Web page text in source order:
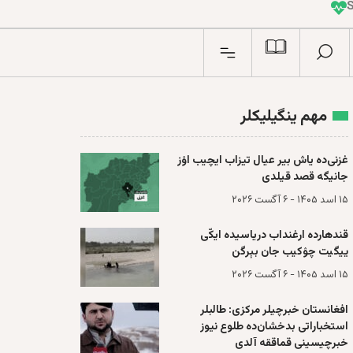
n
I
مهم ینگیلیکلر
غزنی‌ده یاش بیر عیال تیزاب ایچیب اۉز
جانیگه قصد قیلدی
۱۵ اسد ۱۴۰۵ - ۶ آگست ۲۰۲۶
قند‌هارده ارغند‌اب دریاسیده ایکّی
ییگیت چۉکیب جان بېرگن
۱۵ اسد ۱۴۰۵ - ۶ آگست ۲۰۲۶
افغانستان خبرچیلر مرکزی: طالبلر
استخباراتی بد‌خشان‌ده طلوع نیوز
خبرچیسینی قماققه آلدی